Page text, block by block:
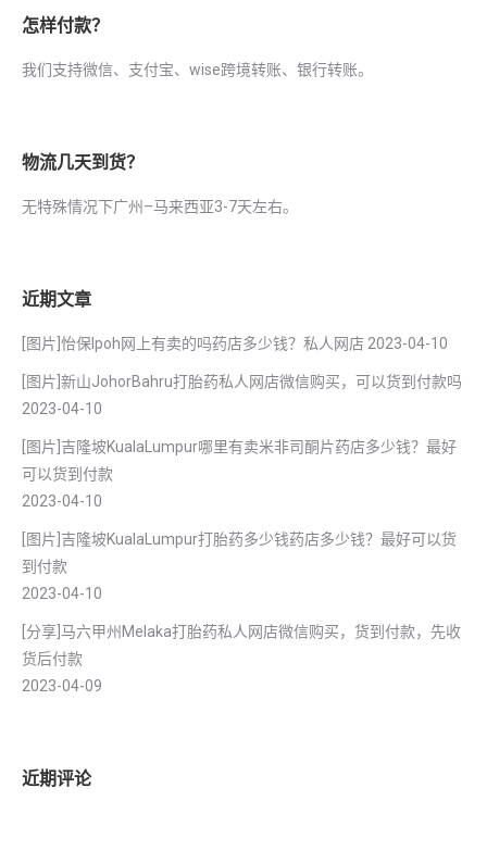
怎样付款？
我们支持微信、支付宝、wise跨境转账、银行转账。
物流几天到货？
无特殊情况下广州–马来西亚3-7天左右。
近期文章
[图片]怡保lpoh网上有卖的吗药店多少钱？私人网店 2023-04-10
[图片]新山JohorBahru打胎药私人网店微信购买，可以货到付款吗
2023-04-10
[图片]吉隆坡KualaLumpur哪里有卖米非司酮片药店多少钱？最好
可以货到付款
2023-04-10
[图片]吉隆坡KualaLumpur打胎药多少钱药店多少钱？最好可以货
到付款
2023-04-10
[分享]马六甲州Melaka打胎药私人网店微信购买，货到付款，先收
货后付款
2023-04-09
近期评论